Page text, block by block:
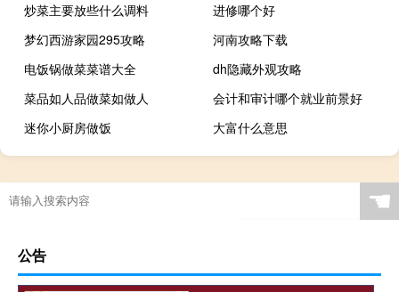
炒菜主要放些什么调料
进修哪个好
梦幻西游家园295攻略
河南攻略下载
电饭锅做菜菜谱大全
dh隐藏外观攻略
菜品如人品做菜如做人
会计和审计哪个就业前景好
迷你小厨房做饭
大富什么意思
☚
公告